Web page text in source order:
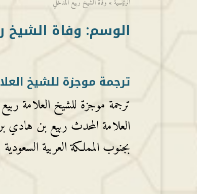
الرئيسية » وفاة الشيخ ربيع المدخلي
الوسم: وفاة الشيخ
ترجمة موجزة للشيخ
ترجمة موجزة للشيخ العلامة
العلامة المحدث ربيع بن هادي
بجنوب المملكة العربية